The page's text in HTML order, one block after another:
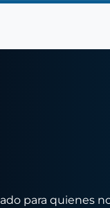
para quienes